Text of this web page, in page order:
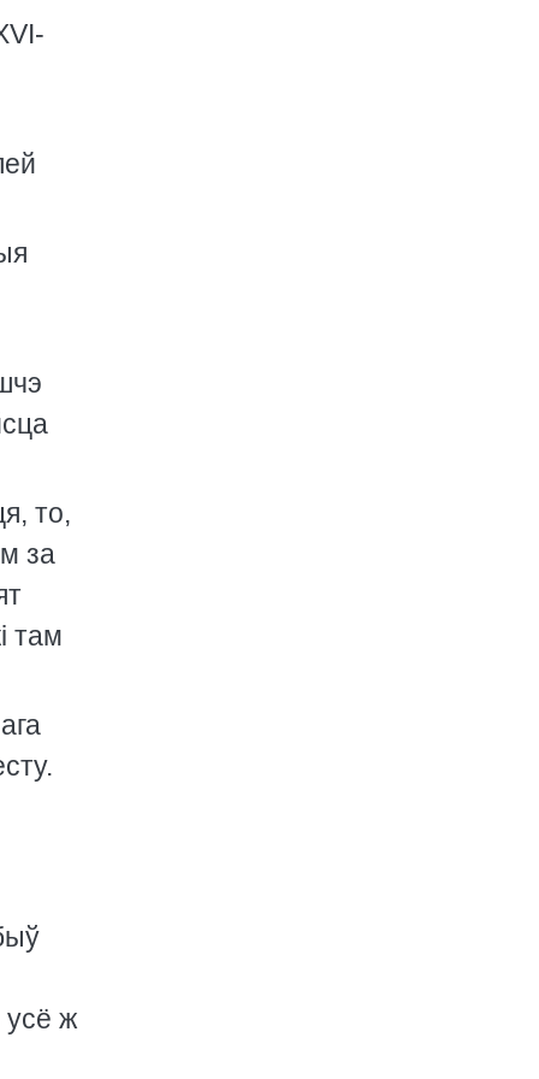
то,
за
там
усё ж